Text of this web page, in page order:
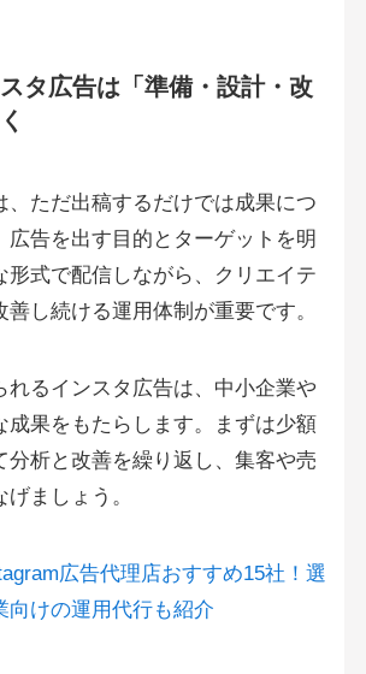
タ広告は「準備・設計・改
、ただ出稿するだけでは成果につ
広告を出す目的とターゲットを明
形式で配信しながら、クリエイテ
善し続ける運用体制が重要です。
れるインスタ広告は、中小企業や
成果をもたらします。まずは少額
分析と改善を繰り返し、集客や売
ましょう。
広告代理店おすすめ15社！選
向けの運用代行も紹介